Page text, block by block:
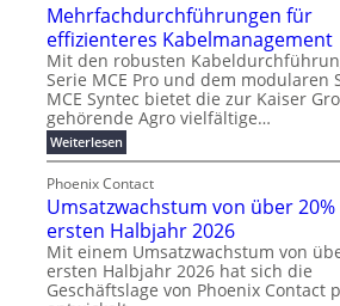
r
d
e
r
u
n
g
b
r
a
u
c
h
t
u
n
e
r
g
y
H
u
b
f
ü
r
t
w
i
c
k
e
l
t
e
N
H
-
S
i
e
k
o
r
d
b
e
t
e
i
l
i
g
u
Mehrfachdurchführungen für
effizienteres Kabelmanagement
Mit den robusten
Serie MCE Pro und dem modularen
MCE Syntec bietet die zur Kaiser
gehörende Agro vielfältige…
Weiterlesen:
M
h
r
f
a
c
h
d
Phoenix Contact
Umsatzwachstum von über 20%
ersten Halbjahr 2026
Mit einem Umsatzwachstum von
ersten Halbjahr 2026 hat sich die
Geschäftslage von Phoenix Contact